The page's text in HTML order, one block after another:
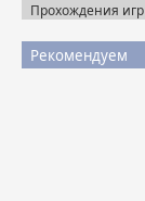
Прохождения игр
Рекомендуем